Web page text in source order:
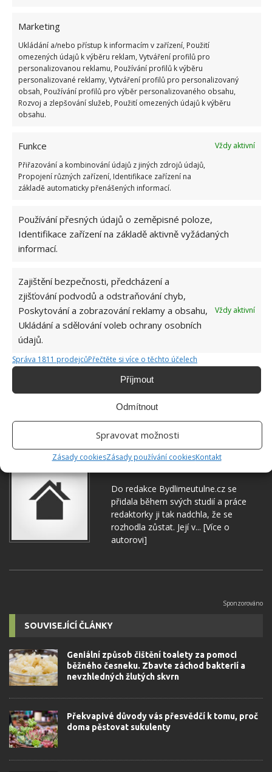
Marketing
Ukládání a/nebo přístup k informacím v zařízení, Použití
omezených údajů k výběru reklam, Vytváření profilů pro
personalizovanou reklamu, Používání profilů k výběru
personalizované reklamy, Vytváření profilů pro personalizovaný
obsah, Používání profilů pro výběr personalizovaného obsahu,
Rozvoj a zlepšování služeb, Použití omezených údajů k výběru
obsahu.
Funkce
Vždy aktivní
Přiřazování a kombinování údajů z jiných zdrojů údajů,
Propojení různých zařízení, Identifikace zařízení na
základě automaticky přenášených informací.
Používání přesných údajů o zeměpisné poloze,
Identifikace zařízení na základě aktivně vyžádaných
informací.
Zajištění bezpečnosti, předcházení a
zjišťování podvodů a odstraňování chyb,
Poskytování a zobrazování reklamy a obsahu,
Ukládání a sdělování voleb ochrany osobních
údajů.
Vždy aktivní
Správa 1811 prodejcůPřečtěte si více o těchto účelech
Příjmout
Odmítnout
Spravovat možnosti
Zásady cookiesZásady používání cookiesKontakt
utěrky. Poté ručníky propláchněte ve studené vodě
nebo vyperte. Amoniak je skvělý na skvrny od kávy
nebo čaje.
Na červené víno
skvrnu naneste pastu, kterou jste vyrobili smícháním
DOMÁCNOST PRANÍ UTĚRKY
Do redakce Bydlimeutulne.cz se
přidala během svých studií a práce
redaktorky ji tak nadchla, že se
rozhodla zůstat. Její v... [Více o
autorovi]
SOUVISEJÍCÍ ČLÁNKY
Geniální způsob čištění toalety za pomoci
běžného česneku. Zbavte záchod bakterií a
nevzhledných žlutých skvrn
Překvapivé důvody vás přesvědčí k tomu, proč
doma pěstovat sukulenty